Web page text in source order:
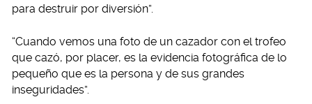
para destruir por diversión”.
“Cuando vemos una foto de un cazador con el trofeo
que cazó, por placer, es la evidencia fotográfica de lo
pequeño que es la persona y de sus grandes
inseguridades”.